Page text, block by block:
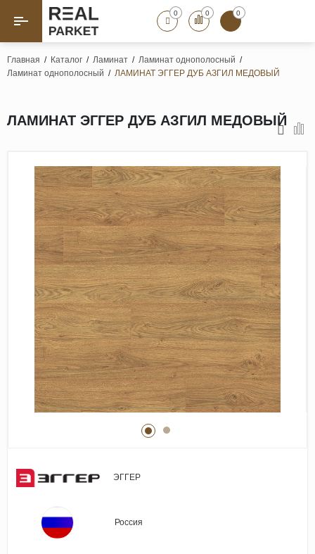
Назад Назад
Штучный паркет
Массивная доска
Инженерная доска
Паркетная доска
Полы для ванных комнат
Террасная доска
Пробковые покрытия
Ламинат
Виниловые покрытия
Стеновые панели
Лепнина
Клеевая продукция
Паркетные лаки и масла
0 0 0
Главная / Каталог / Ламинат / Ламинат однополосный /
Ламинат однополосный / ЛАМИНАТ ЭГГЕР ДУБ АЗГИЛ МЕДОВЫЙ
ЛАМИНАТ ЭГГЕР ДУБ АЗГИЛ МЕДОВЫЙ
ЭГГЕР
Россия